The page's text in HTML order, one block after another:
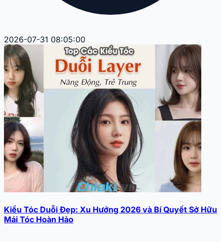
2026-07-31 08:05:00
Kiểu Tóc Duỗi Đẹp: Xu Hướng 2026 và Bí Quyết Sở Hữu
Mái Tóc Hoàn Hảo